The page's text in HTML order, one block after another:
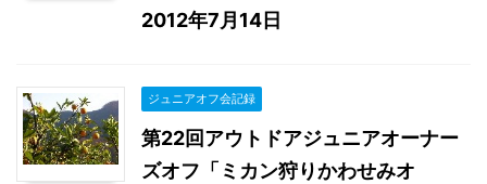
2012年7月14日
ジュニアオフ会記録
第22回アウトドアジュニアオーナー
ズオフ「ミカン狩りかわせみオ